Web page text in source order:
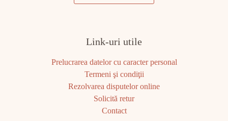
Link-uri utile
Prelucrarea datelor cu caracter personal
Termeni şi condiţii
Rezolvarea disputelor online
Solicită retur
Contact